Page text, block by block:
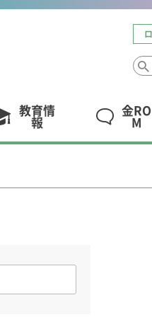
教育情
報
金RO
M